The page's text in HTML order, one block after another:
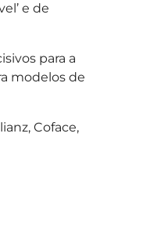
e de
para a
modelos de
Coface,